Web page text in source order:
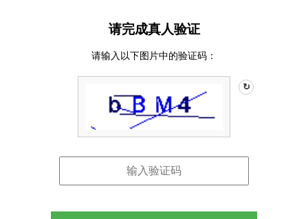
请完成真人验证
请输入以下图片中的验证码：
↻